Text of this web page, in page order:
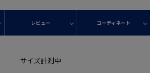
レビュー コーディネート
サイズ計測中